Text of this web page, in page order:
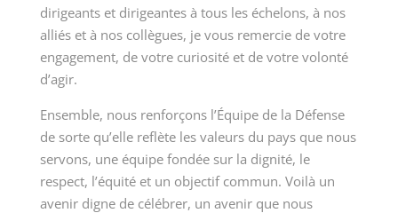
dirigeants et dirigeantes à tous les échelons, à nos
alliés et à nos collègues, je vous remercie de votre
engagement, de votre curiosité et de votre volonté
d’agir.
Ensemble, nous renforçons l’Équipe de la Défense
de sorte qu’elle reflète les valeurs du pays que nous
servons, une équipe fondée sur la dignité, le
respect, l’équité et un objectif commun. Voilà un
avenir digne de célébrer, un avenir que nous